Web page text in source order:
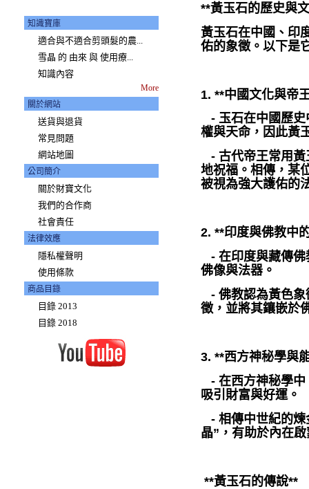
知識寶庫
適合與不適合剪頭髮的農...
雪晶 的 由來 與 使用療...
知識內容
More
關於網站
送貨與退貨
常見問題
網站地圖
公司簡介
關於財寶文化
我們的合作商
社會責任
法律效應
隱私權聲明
使用條款
商品目錄
目錄 2013
目錄 2018
**黃玉石的歷史與
黃玉石在中國、印
佑的象徵。以下是
1. **中國文化與帝
- 玉石在中國歷史
權與天命，因此黃
- 古代帝王常用黃
地祝福。相傳，某
被視為強大護佑的
2. **印度與佛教中
- 在印度與藏傳佛
佛像與法器。
- 佛教認為黃色象
徵，並將其鑲嵌於
3. **西方神秘學與
- 在西方神秘學中
吸引財富與好運。
- 相傳中世紀的煉
晶”，有助於內在
**黃玉石的傳說**